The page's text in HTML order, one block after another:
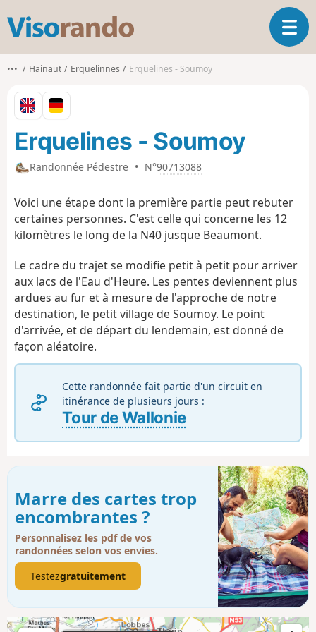
s
o
O
u
g
o
n
••• Hainaut Erquelinnes Erquelines - Soumoy
Randonnée Pédestre • N°90713088
Erquelines - Soumoy
Voici une étape dont la première partie peut rebuter
certaines personnes. C'est celle qui concerne les 12
kilomètres le long de la N40 jusque Beaumont.
Le cadre du trajet se modifie petit à petit pour arriver
aux lacs de l'Eau d'Heure. Les pentes deviennent plus
ardues au fur et à mesure de l'approche de notre
destination, le petit village de Soumoy. Le point
d'arrivée, et de départ du lendemain, est donné de
façon aléatoire.
Cette randonnée fait partie d'un circuit en
itinérance de plusieurs jours :
Tour de Wallonie
Marre des cartes trop
encombrantes ?
Personnalisez les pdf de vos
randonnées selon vos envies.
Testezgratuitement